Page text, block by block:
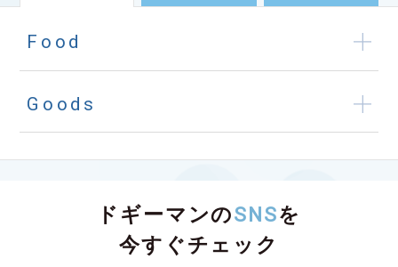
Food
Goods
ドギーマンのSNSを
今すぐチェック